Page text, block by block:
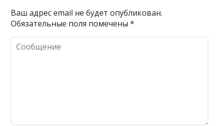
Ваш адрес email не будет опубликован.
Обязательные поля помечены*